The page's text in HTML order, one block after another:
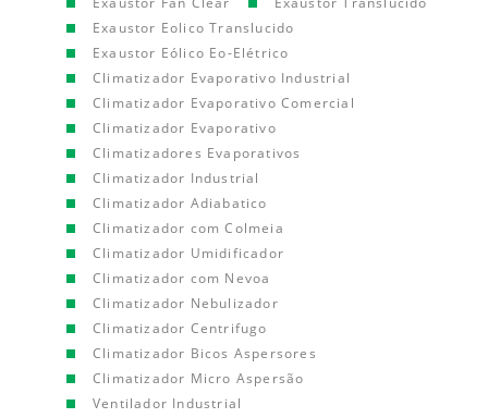
Exaustor Eolico Translucido
Exaustor Eólico Eo-Elétrico
Climatizador Evaporativo Industrial
Climatizador Evaporativo Comercial
Climatizador Evaporativo
Climatizadores Evaporativos
Climatizador Industrial
Climatizador Adiabatico
Climatizador com Colmeia
Climatizador Umidificador
Climatizador com Nevoa
Climatizador Nebulizador
Climatizador Centrifugo
Climatizador Bicos Aspersores
Climatizador Micro Aspersão
Ventilador Industrial